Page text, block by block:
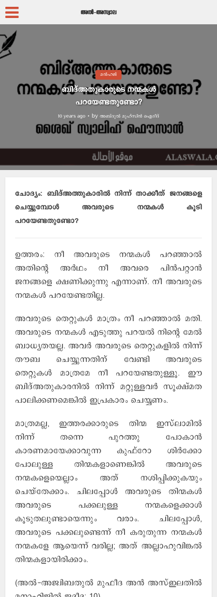
മന്‍ഹജ്
ബിദ്അതുകാരുടെ നന്മകള്‍
പറയേണ്ടതുണ്ടോ?
10 years ago by അബ്ദുല്‍ മുഹ്സിന്‍ ഐദീദ്
ചോദ്യം: ബിദ്അത്തുകാരില്‍ നിന്ന് താക്കീത് ജനങ്ങളെ
ചെയ്യുമ്പോള്‍ അവരുടെ നന്മകള്‍ കൂടി
പറയേണ്ടതുണ്ടോ?
ഉത്തരം: നീ അവരുടെ നന്മകള്‍ പറഞ്ഞാല്‍
അതിന്റെ അര്‍ഥം നീ അവരെ പിന്‍പറ്റാന്‍
ജനങ്ങളെ ക്ഷണിക്കുന്നു എന്നാണ്. നീ അവരുടെ
നന്മകള്‍ പറയേണ്ടതില്ല.
അവരുടെ തെറ്റുകള്‍ മാത്രം നീ പറഞ്ഞാല്‍ മതി.
അവരുടെ നന്മകള്‍ എടുത്തു പറയല്‍ നിന്റെ മേല്‍
ബാധ്യതയല്ല. അവര്‍ അവരുടെ തെറ്റുകളില്‍ നിന്ന്
തൗബ ചെയ്യുന്നതിന് വേണ്ടി അവരുടെ
തെറ്റുകള്‍ മാത്രമേ നീ പറയേണ്ടതുള്ളൂ. ഈ
ബിദ്അതുകാരനില്‍ നിന്ന് മറ്റുള്ളവര്‍ സൂക്ഷ്മത
പാലിക്കണമെങ്കില്‍ ഇപ്രകാരം ചെയ്യണം.
മാത്രമല്ല, ഇത്തരക്കാരുടെ തിന്മ ഇസ്‌ലാമില്‍
നിന്ന് തന്നെ പുറത്തു പോകാന്‍
കാരണമായേക്കാവുന്ന കുഫ്റോ ശിര്‍ക്കോ
പോലുള്ള തിന്മകളാണെങ്കില്‍ അവരുടെ
നന്മകളെയെല്ലാം അത് നശിപ്പിക്കുകയും
ചെയ്തേക്കാം. ചിലപ്പോള്‍ അവരുടെ തിന്മകള്‍
അവരുടെ പക്കലുള്ള നന്മകളെക്കാള്‍
കൂടുതലുണ്ടായെന്നും വരാം. ചിലപ്പോള്‍,
അവരുടെ പക്കലുണ്ടെന്ന് നീ കരുതുന്ന നന്മകള്‍
നന്മകളേ ആയെന്ന് വരില്ല; അത് അല്ലാഹുവിങ്കല്‍
തിന്മകളായിരിക്കാം.
(അല്‍-അജ്വിബതുല്‍ മുഫീദ അന്‍ അസ്ഇലതില്‍